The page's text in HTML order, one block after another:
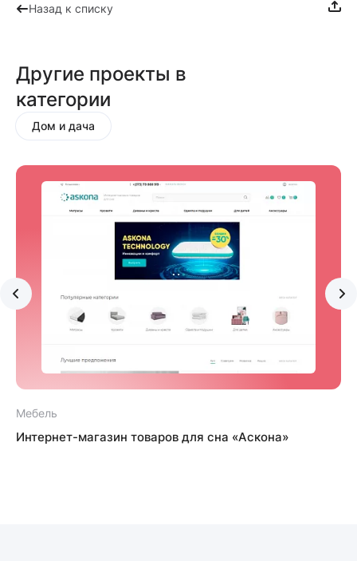
Назад к списку
Другие проекты в
категории
Дом и дача
Мебель
Интернет-магазин товаров для сна «Аскона»